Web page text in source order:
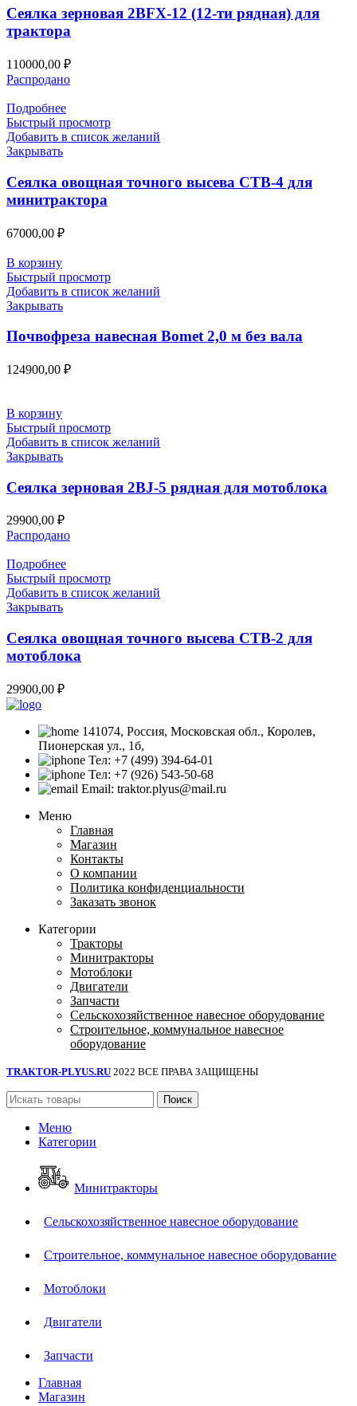
Сеялка зерновая 2BFX-12 (12-ти рядная) для
трактора
110000,00 ₽
Распродано
Подробнее
Быстрый просмотр
Добавить в список желаний
Закрывать
Сеялка овощная точного высева СТВ-4 для
минитрактора
67000,00 ₽
В корзину
Быстрый просмотр
Добавить в список желаний
Закрывать
Почвофреза навесная Bomet 2,0 м без вала
124900,00 ₽
В корзину
Быстрый просмотр
Добавить в список желаний
Закрывать
Сеялка зерновая 2BJ-5 рядная для мотоблока
29900,00 ₽
Распродано
Подробнее
Быстрый просмотр
Добавить в список желаний
Закрывать
Сеялка овощная точного высева СТВ-2 для
мотоблока
29900,00 ₽
141074, Россия, Московская обл., Королев,
Пионерская ул., 1б,
Тел: +7 (499) 394-64-01
Тел: +7 (926) 543-50-68
Email: traktor.plyus@mail.ru
Меню
Главная
Магазин
Контакты
О компании
Политика конфиденциальности
Заказать звонок
Категории
Тракторы
Минитракторы
Мотоблоки
Двигатели
Запчасти
Сельскохозяйственное навесное оборудование
Строительное, коммунальное навесное
оборудование
TRAKTOR-PLYUS.RU 2022 ВСЕ ПРАВА ЗАЩИЩЕНЫ
Поиск
Меню
Категории
Минитракторы
Сельскохозяйственное навесное оборудование
Строительное, коммунальное навесное оборудование
Мотоблоки
Двигатели
Запчасти
Главная
Магазин